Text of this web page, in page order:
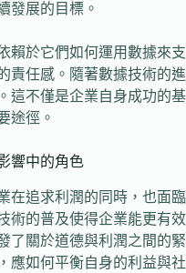
發展的目標。
賴於它們如何運用數據來支
責任感。隨著數據技術的進
這不僅是企業自身成功的基
途徑。
響中的角色
在追求利潤的同時，也面臨
術的普及使得企業能更有效
了關於道德與利潤之間的緊
應如何平衡自身的利益與社